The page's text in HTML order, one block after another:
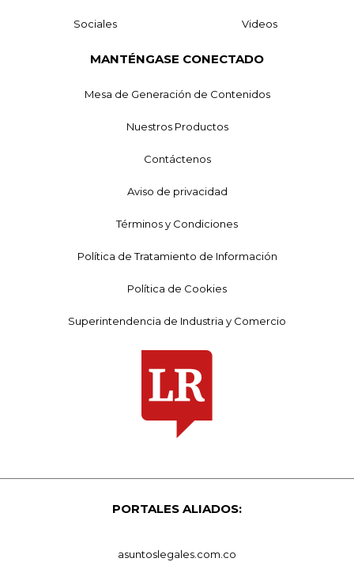
Sociales Videos
MANTÉNGASE CONECTADO
Mesa de Generación de Contenidos
Nuestros Productos
Contáctenos
Aviso de privacidad
Términos y Condiciones
Política de Tratamiento de Información
Política de Cookies
Superintendencia de Industria y Comercio
PORTALES ALIADOS:
asuntoslegales.com.co